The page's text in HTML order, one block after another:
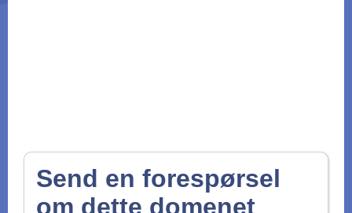
Send en forespørsel
om dette domenet